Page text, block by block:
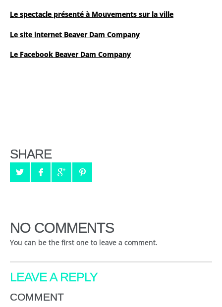
Le spectacle présenté à Mouvements sur la ville
Le site internet Beaver Dam Company
Le Facebook Beaver Dam Company
SHARE
NO COMMENTS
You can be the first one to leave a comment.
LEAVE A REPLY
COMMENT